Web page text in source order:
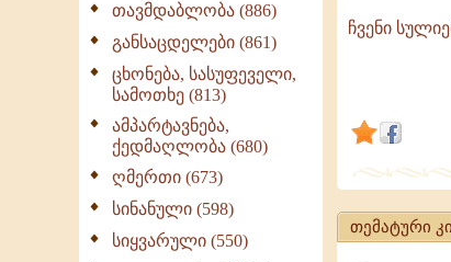
თავმდაბლობა (886)
განსაცდელები (861)
ცხონება, სასუფეველი,
სამოთხე (813)
ამპარტავნება,
ქედმაღლობა (680)
ღმერთი (673)
სინანული (598)
სიყვარული (550)
ჩვენი
მხოლოდ
ჩვენი
თემატური